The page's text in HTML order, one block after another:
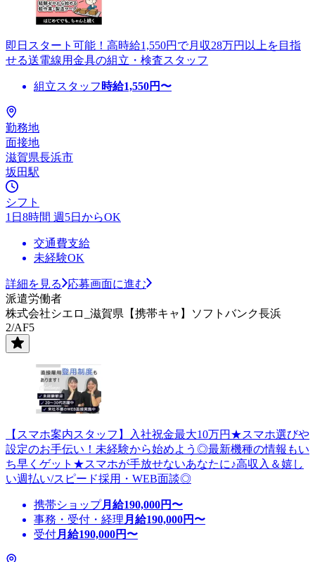
即日スタート可能！高時給1,550円で月収28万円以上を目指
せる送電線用金具の組立・検査スタッフ
組立スタッフ 時給1,550円〜
勤務地
面接地
滋賀県長浜市
坂田駅
シフト
1日8時間 週5日からOK
交通費支給
未経験OK
詳細を見る
応募画面に進む
派遣労働者
株式会社シエロ_滋賀県【携帯キャ】ソフトバンク長浜
2/AF5
【スマホ案内スタッフ】入社祝金最大10万円★スマホ選びや
設定のお手伝い！未経験から始めよう◎最新機種の情報もい
ち早くゲット★スマホが手放せないあなたに♪高収入＆嬉し
い週払い/スピード採用・WEB面談◎
携帯ショップ月給190,000円〜
事務・受付・経理 月給190,000円〜
受付月給190,000円〜